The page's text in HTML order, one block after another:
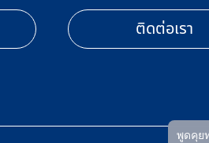
ติดต่อเรา
พูดคุย